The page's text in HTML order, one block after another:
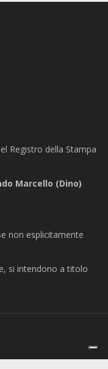
Registro della Stampa
Marcello (Dino)
non esplicitamente
si intendono a titolo